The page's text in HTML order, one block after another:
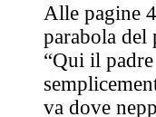
Alle pagine
parabola del
“Qui il
va dove